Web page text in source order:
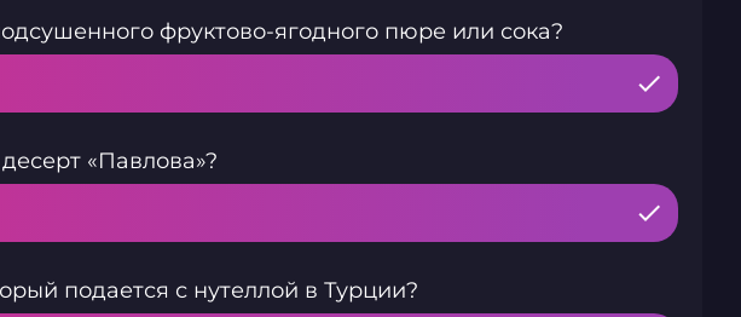
фруктово-ягодного пюре или сока?
«Павлова»?
подается с нутеллой в Турции?